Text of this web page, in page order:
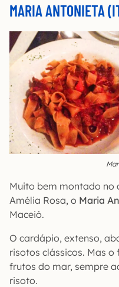
MARIA ANTONIETA
Muito bem montado no
Amélia Rosa, o Maria
Maceió.
O cardápio, extenso,
risotos clássicos. Mas o
frutos do mar, sempre
risoto.